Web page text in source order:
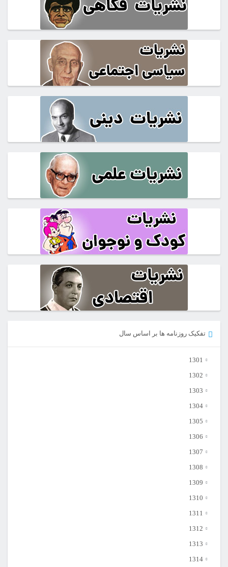
تفکیک روزنامه ها بر اساس سال
1301
1302
1303
1304
1305
1306
1307
1308
1309
1310
1311
1312
1313
1314